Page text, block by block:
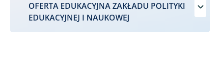
OFERTA EDUKACYJNA ZAKŁADU POLITYKI
EDUKACYJNEJ I NAUKOWEJ